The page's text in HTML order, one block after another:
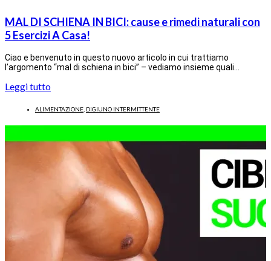
MAL DI SCHIENA IN BICI: cause e rimedi naturali con
5 Esercizi A Casa!
Ciao e benvenuto in questo nuovo articolo in cui trattiamo
l’argomento “mal di schiena in bici” – vediamo insieme quali…
Leggi tutto
ALIMENTAZIONE DIGIUNO INTERMITTENTE